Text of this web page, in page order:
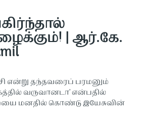
| ஆர்.கே.
என்று தந்தவரைப் பரமனும்
வருவானடா’ என்பதில்
மனதில் கொண்டு இயேசுவின்